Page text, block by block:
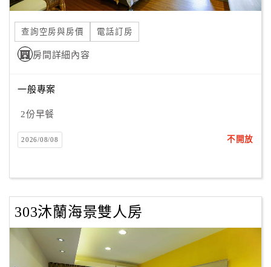
合
作
提
案
店
作
商
合
作
查詢空房與房價 電話訂房
房間詳細內容
一般專案
2份早餐
2026/08/08 不開放
303沐蘭海景雙人房